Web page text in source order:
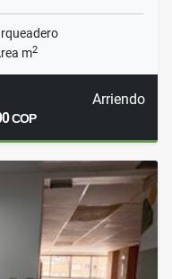
m2
Arriendo
COP